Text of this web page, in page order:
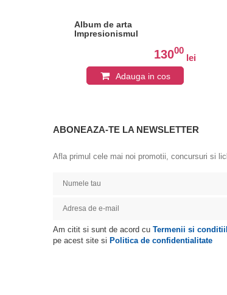
Album de arta
Impresionismul
13000
lei
Adauga in cos
ABONEAZA-TE LA NEWSLETTER
Afla primul cele mai noi promotii, concursuri si
Am citit si sunt de acord cu Termenii si
pe acest site si Politica de confidentialitate